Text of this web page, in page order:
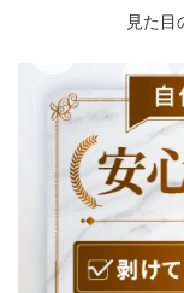
見た目